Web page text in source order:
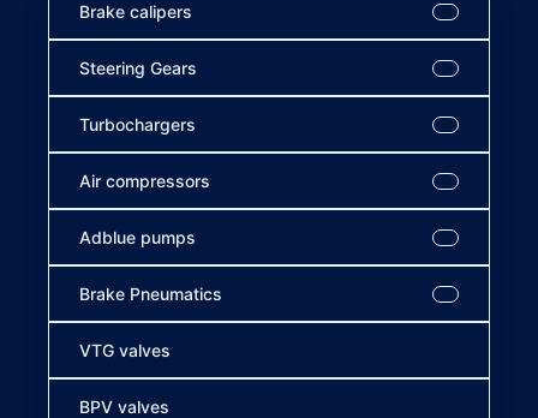
Brake calipers
Steering Gears
Turbochargers
Air compressors
Adblue pumps
Brake Pneumatics
VTG valves
BPV valves